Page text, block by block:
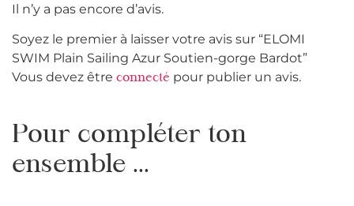
Il n’y a pas encore d’avis.
Soyez le premier à laisser votre avis sur “ELOMI
SWIM Plain Sailing Azur Soutien-gorge Bardot”
Vous devez être connecté pour publier un avis.
Pour compléter ton
ensemble ...